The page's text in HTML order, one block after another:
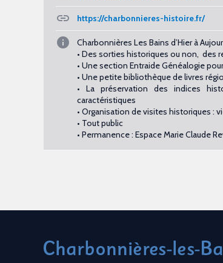
https://charbonnieres-histoire.fr/
Charbonnières Les Bains d’Hier à
• Des sorties historiques ou non, des
• Une section Entraide Généalogie
• Une petite bibliothèque de livres
• La préservation des indices
caractéristiques
• Organisation de visites historiques :
• Tout public
• Permanence : Espace Marie Claude